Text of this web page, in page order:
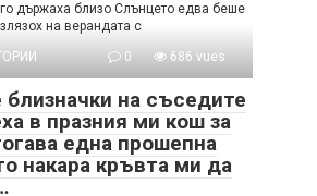
държаха близо Слънцето едва беше
на верандата с
0 686 vues
на съседите
в празния ми кош за
една прошепна
накара кръвта ми да